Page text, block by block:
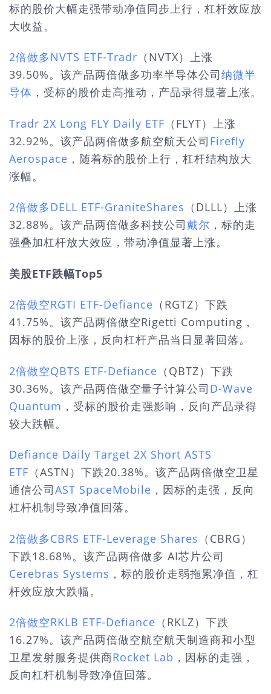
标的股价大幅走强带动净值同步上行，杠杆效应放
大收益。
2倍做多NVTS ETF-Tradr （NVTX）上涨
39.50%。该产品两倍做多功率半导体公司纳微半
导体 ，受标的股价走高推动，产品录得显著上涨。
Tradr 2X Long FLY Daily ETF （FLYT）上涨
32.92%。该产品两倍做多航空航天公司 Firefly
Aerospace ，随着标的股价上行，杠杆结构放大
涨幅。
2倍做多DELL ETF-GraniteShares （DLLL）上涨
32.88%。该产品两倍做多科技公司戴尔 ，标的走
强叠加杠杆放大效应，带动净值显著上涨。
美股ETF跌幅Top5
2倍做空RGTI ETF-Defiance （RGTZ）下跌
41.75%。该产品两倍做空Rigetti Computing，
因标的股价上涨，反向杠杆产品当日显著回落。
2倍做空QBTS ETF-Defiance （QBTZ）下跌
30.36%。该产品两倍做空量子计算公司 D-Wave
Quantum ，受标的股价走强影响，反向产品录得
较大跌幅。
Defiance Daily Target 2X Short ASTS
ETF （ASTN）下跌20.38%。该产品两倍做空卫星
通信公司AST SpaceMobile ，因标的走强，反向
杠杆机制导致净值回落。
2倍做多CBRS ETF-Leverage Shares （CBRG）
下跌18.68%。该产品两倍做多 AI芯片公司
Cerebras Systems ，标的股价走弱拖累净值，杠
杆效应放大跌幅。
2倍做空RKLB ETF-Defiance （RKLZ）下跌
16.27%。该产品两倍做空航空航天制造商和小型
卫星发射服务提供商Rocket Lab ，因标的走强，
反向杠杆机制导致净值回落。